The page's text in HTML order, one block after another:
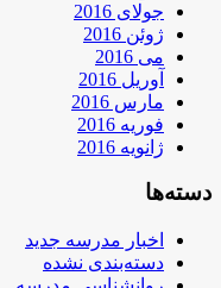
جولای 2016
ژوئن 2016
می 2016
آوریل 2016
مارس 2016
فوریه 2016
ژانویه 2016
دسته‌ها
اخبار مدرسه جدید
دسته‌بندی نشده